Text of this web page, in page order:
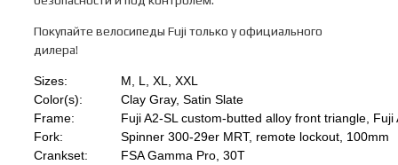
Покупайте велосипеды Fuji только у официального
дилера!
Sizes:
M, L, XL, XXL
Color(s):
Clay Gray, Satin Slate
Frame:
Fuji A2-SL custom-butted alloy front triangle,
Fork:
Spinner 300-29er MRT, remote lockout, 100mm
Crankset:
FSA Gamma Pro, 30T